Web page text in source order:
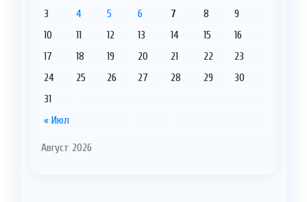
Август 2026
« Июл
3
4 5 6 7 8
9
10
11 12 13 14 15
16
17
18 19 20 21 22
23
24
25 26 27 28 29
30
31